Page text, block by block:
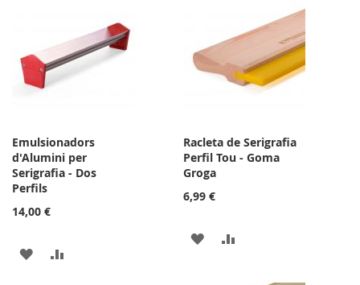
Emulsionadors
d'Alumini per
Serigrafia - Dos
Perfils
14,00 €
AFEGIR
Racleta de Serigrafia
Perfil Tou - Goma
Groga
6,99 €
AFEGIR